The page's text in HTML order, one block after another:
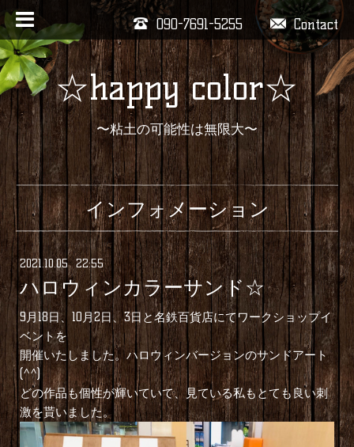
Contact
090-7691-5255
☆happy color☆
〜粘土の可能性は無限大〜
インフォメーション
2021 10.05 22:55
ハロウィンカラーサンド☆
9月18日、10月2日、3日と名鉄百貨店にてワークショップイ
ベントを
開催いたしました。ハロウィンバージョンのサンドアート
(^^)
どの作品も個性が輝いていて、見ている私もとても良い刺
激を貰いました。